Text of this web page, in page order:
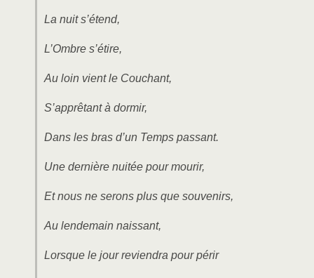
La nuit s’étend,
L’Ombre s’étire,
Au loin vient le Couchant,
S’apprêtant à dormir,
Dans les bras d’un Temps passant.
Une dernière nuitée pour mourir,
Et nous ne serons plus que souvenirs,
Au lendemain naissant,
Lorsque le jour reviendra pour périr